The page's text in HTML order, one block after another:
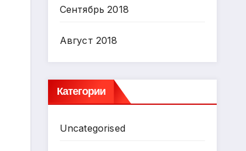
Сентябрь 2018
Август 2018
Категории
Uncategorised